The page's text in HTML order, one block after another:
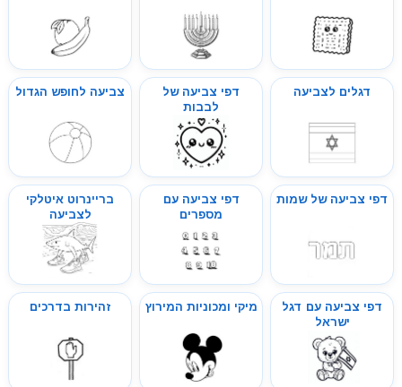
דגלים לצביעה
דפי צביעה של
לבבות
צביעה לחופש הגדול
דפי צביעה של שמות
דפי צביעה עם
מספרים
בריינרוט איטלקי
לצביעה
דפי צביעה עם דגל
ישראל
מיקי ומכוניות המירוץ זהירות בדרכים